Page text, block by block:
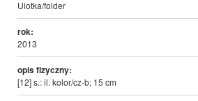
Ulotka/folder
rok:
2013
opis fizyczny:
[12] s.: il. kolor/cz-b; 15 cm